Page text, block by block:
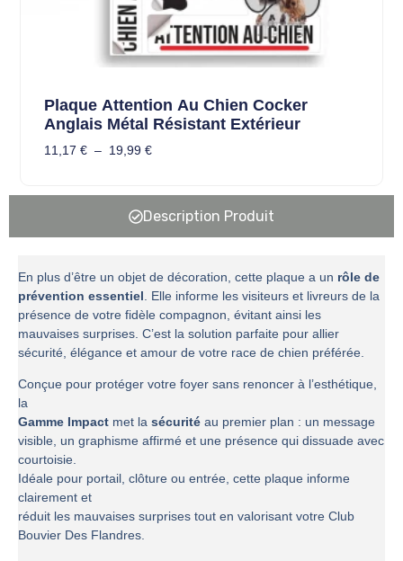
Plaque Attention Au Chien Cocker
Anglais Métal Résistant Extérieur
11,17 € – 19,99 €
Description Produit
En plus d’être un objet de décoration, cette plaque a un rôle de
prévention essentiel. Elle informe les visiteurs et livreurs de la
présence de votre fidèle compagnon, évitant ainsi les
mauvaises surprises. C’est la solution parfaite pour allier
sécurité, élégance et amour de votre race de chien préférée.
Conçue pour protéger votre foyer sans renoncer à l’esthétique,
la
Gamme Impact met la sécurité au premier plan : un message
visible, un graphisme affirmé et une présence qui dissuade avec
courtoisie.
Idéale pour portail, clôture ou entrée, cette plaque informe
clairement et
réduit les mauvaises surprises tout en valorisant votre Club
Bouvier Des Flandres.